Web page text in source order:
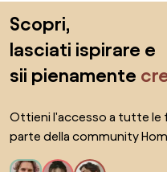
Scopri,
lasciati ispirare e
sii pienamente
Ottieni l'accesso a tutte le
parte della community